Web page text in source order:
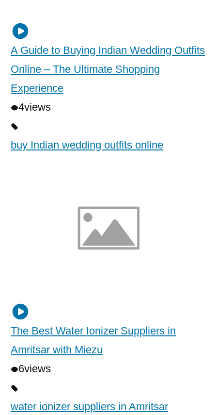
A Guide to Buying Indian Wedding Outfits
Online – The Ultimate Shopping
Experience
4views
buy Indian wedding outfits online
The Best Water Ionizer Suppliers in
Amritsar with Miezu
6views
water ionizer suppliers in Amritsar